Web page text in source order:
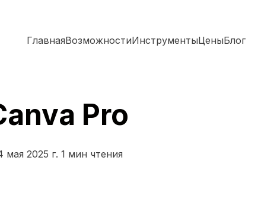
ГлавнаяВозможностиИнструментыЦеныБлог
Pro
мая 2025 г. 1 мин чтения